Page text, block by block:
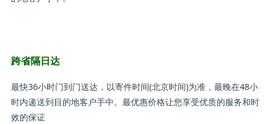
跨省隔日达
最快36小时门到门送达，以寄件时间(北京时间)为准，最晚在48小
时内递送到目的地客户手中。最优惠价格让您享受优质的服务和时
效的保证